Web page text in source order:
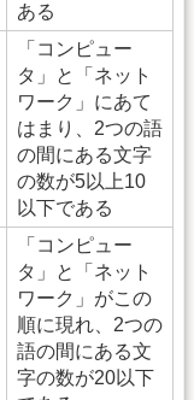
ある
「コンピュー
タ」と「ネット
ワーク」にあて
はまり、2つの語
の間にある文字
の数が5以上10
以下である
「コンピュー
タ」と「ネット
ワーク」がこの
順に現れ、2つの
語の間にある文
字の数が20以下